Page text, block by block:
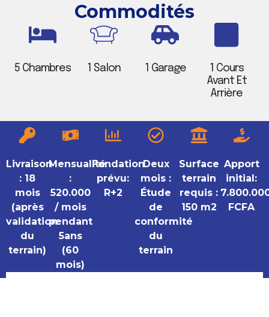
Commodités
5 Chambres 1 Salon 1 Garage
1 Cours
Avant Et
Arrière
Apport
initial:
FCFA
Surface
terrain
requis :
150 m2
Deux
mois :
Étude
de
conformité
du
terrain
Fondation
prévu:
R+2
Mensualité
:
520.000
/ mois
pendant
5ans
(60
mois)
Livraison
: 18
mois
(après
validation
du
terrain)